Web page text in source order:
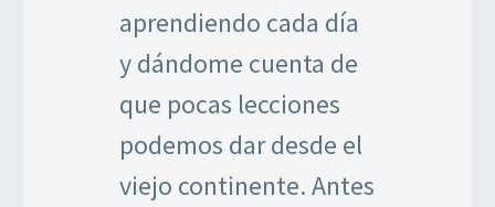
aprendiendo cada día
y dándome cuenta de
que pocas lecciones
podemos dar desde el
viejo continente. Antes